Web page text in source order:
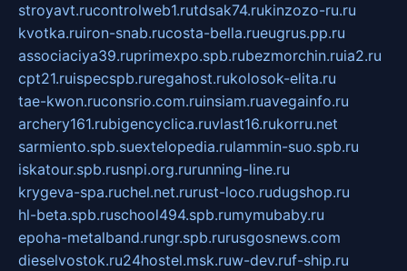
stroyavt.rucontrolweb1.rutdsak74.rukinzozo-ru.ru
kvotka.ruiron-snab.rucosta-bella.rueugrus.pp.ru
associaciya39.ruprimexpo.spb.rubezmorchin.ruia2.ru
cpt21.ruispecspb.ruregahost.rukolosok-elita.ru
tae-kwon.ruconsrio.com.ruinsiam.ruavegainfo.ru
archery161.rubigencyclica.ruvlast16.rukorru.net
sarmiento.spb.suextelopedia.rulammin-suo.spb.ru
iskatour.spb.rusnpi.org.rurunning-line.ru
krygeva-spa.ruchel.net.rurust-loco.rudugshop.ru
hl-beta.spb.ruschool494.spb.rumymubaby.ru
epoha-metalband.rungr.spb.rurusgosnews.com
dieselvostok.ru24hostel.msk.ruw-dev.ruf-ship.ru